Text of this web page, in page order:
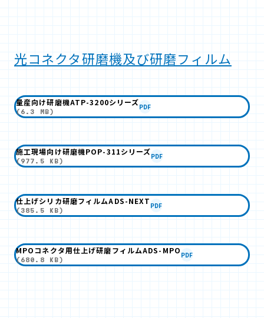
光コネクタ研磨機及び研磨フィルム
量産向け研磨機ATP-3200シリーズ
(6.3 MB)
PDF
施工現場向け研磨機POP-311シリーズ
(977.5 KB)
PDF
仕上げシリカ研磨フィルムADS-NEXT
(385.5 KB)
PDF
MPOコネクタ用仕上げ研磨フィルムADS-MPO
(680.8 KB)
PDF